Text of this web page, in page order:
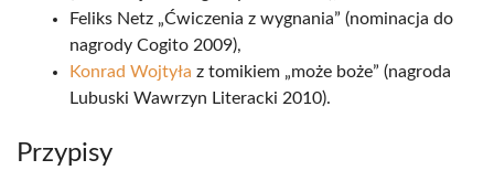
Feliks Netz „Ćwiczenia z wygnania” (nominacja do
nagrody Cogito 2009),
Konrad Wojtyła z tomikiem „może boże” (nagroda
Lubuski Wawrzyn Literacki 2010).
Przypisy